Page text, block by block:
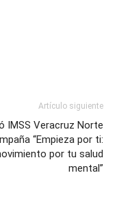
Artículo siguiente
IMSS Veracruz Norte
“Empieza por ti:
por tu salud
mental”